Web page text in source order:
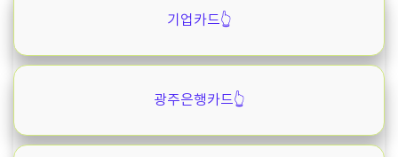
기업카드👆️
광주은행카드👆️